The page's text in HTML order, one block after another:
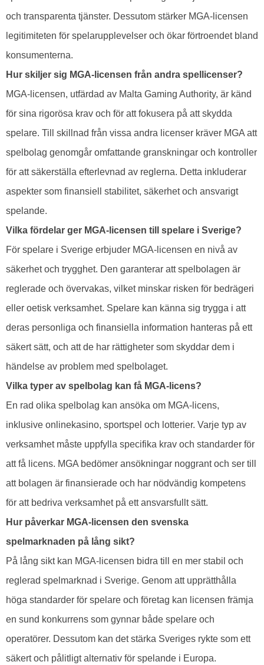
och transparenta tjänster. Dessutom stärker MGA-licensen
legitimiteten för spelarupplevelser och ökar förtroendet bland
konsumenterna.
Hur skiljer sig MGA-licensen från andra spellicenser?
MGA-licensen, utfärdad av Malta Gaming Authority, är känd
för sina rigorösa krav och för att fokusera på att skydda
spelare. Till skillnad från vissa andra licenser kräver MGA att
spelbolag genomgår omfattande granskningar och kontroller
för att säkerställa efterlevnad av reglerna. Detta inkluderar
aspekter som finansiell stabilitet, säkerhet och ansvarigt
spelande.
Vilka fördelar ger MGA-licensen till spelare i Sverige?
För spelare i Sverige erbjuder MGA-licensen en nivå av
säkerhet och trygghet. Den garanterar att spelbolagen är
reglerade och övervakas, vilket minskar risken för bedrägeri
eller oetisk verksamhet. Spelare kan känna sig trygga i att
deras personliga och finansiella information hanteras på ett
säkert sätt, och att de har rättigheter som skyddar dem i
händelse av problem med spelbolaget.
Vilka typer av spelbolag kan få MGA-licens?
En rad olika spelbolag kan ansöka om MGA-licens,
inklusive onlinekasino, sportspel och lotterier. Varje typ av
verksamhet måste uppfylla specifika krav och standarder för
att få licens. MGA bedömer ansökningar noggrant och ser till
att bolagen är finansierade och har nödvändig kompetens
för att bedriva verksamhet på ett ansvarsfullt sätt.
Hur påverkar MGA-licensen den svenska
spelmarknaden på lång sikt?
På lång sikt kan MGA-licensen bidra till en mer stabil och
reglerad spelmarknad i Sverige. Genom att upprätthålla
höga standarder för spelare och företag kan licensen främja
en sund konkurrens som gynnar både spelare och
operatörer. Dessutom kan det stärka Sveriges rykte som ett
säkert och pålitligt alternativ för spelande i Europa.